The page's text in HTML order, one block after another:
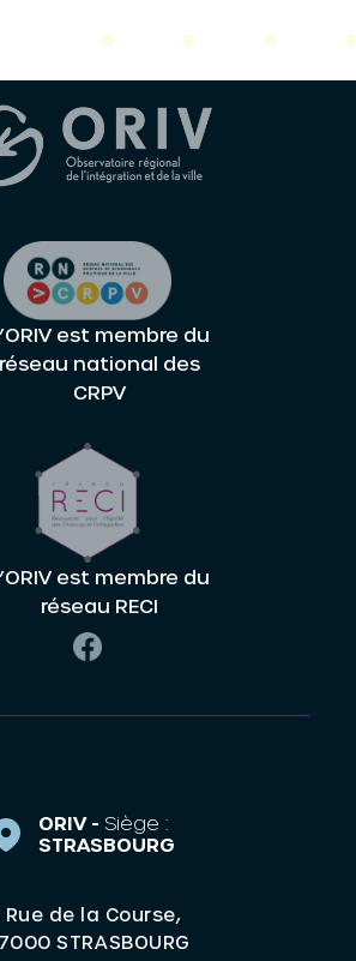
est membre du
réseau national des
CRPV
est membre du
réseau RECI
ORIV - Siège :
STRASBOURG
Rue de la Course,
STRASBOURG